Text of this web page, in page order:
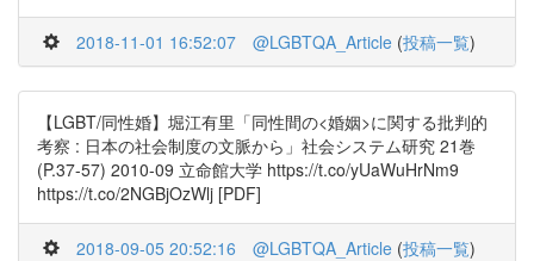
2018-11-01 16:52:07 @LGBTQA_Article (投稿一覧)
【LGBT/同性婚】堀江有里「同性間の<婚姻>に関する批判的
考察 : 日本の社会制度の文脈から」社会システム研究 21巻
(P.37-57) 2010-09 立命館大学 https://t.co/yUaWuHrNm9
https://t.co/2NGBjOzWlj [PDF]
2018-09-05 20:52:16 @LGBTQA_Article (投稿一覧)